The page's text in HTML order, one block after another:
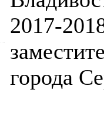
2017-
города